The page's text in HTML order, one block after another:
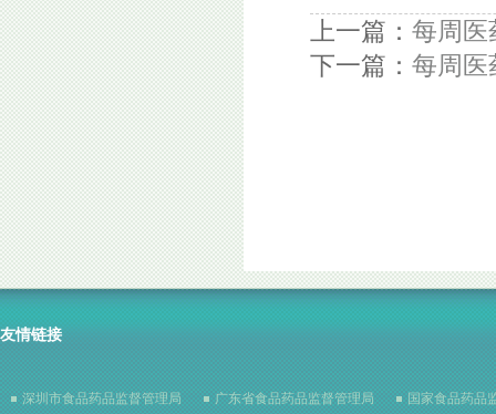
上一篇： 每周
下一篇： 每周
友情链接
深圳市食品药品监督管理局 广东省食品药品监督管理局 国家食品药品